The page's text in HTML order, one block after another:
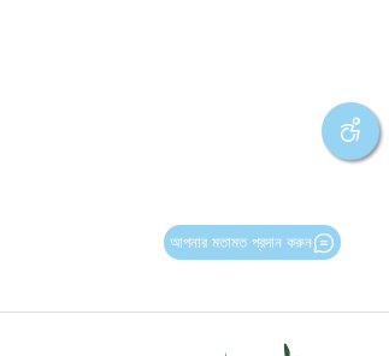
আপনার মতামত প্রদান করুন